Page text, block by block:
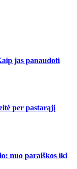
jas panaudoti
per pastarąjį
nuo paraiškos iki